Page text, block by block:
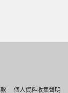
個人資料收集聲明